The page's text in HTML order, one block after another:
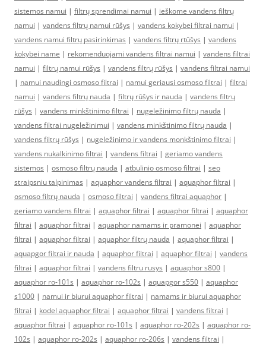
sistemos namui | filtrų sprendimai namui | ieškome vandens filtrų
namui | vandens filtrų namui rūšys | vandens kokybei filtrai namui |
vandens namui filtrų pasirinkimas | vandens filtrų rtūšys | vandens
kokybei name | rekomenduojami vandens filtrai namui | vandens filtrai
namui | filtrų namui rūšys | vandens filtrų rūšys | vandens filtrai namui
| namui naudingi osmoso filtrai | namui geriausi osmoso filtrai | filtrai
namui | vandens filtrų nauda | filtrų rūšys ir nauda | vandens filtrų
rūšys | vandens minkštinimo filtrai | nugeležinimo filtrų nauda |
vandens filtrai nugeležinimui | vandens minkštinimo filtrų nauda |
vandens filtrų rūšys | nugeležinimo ir vandens monkštinimo filtrai |
vandens nukalkinimo filtrai | vandens filtrai | geriamo vandens
sistemos | osmoso filtrų nauda | atbulinio osmoso filtrai | seo
straipsniu talpinimas | aquaphor vandens filtrai | aquaphor filtrai |
osmoso filtrų nauda | osmoso filtrai | vandens filtrai aquaphor |
geriamo vandens filtrai | aquaphor filtrai | aquaphor filtrai | aquaphor
filtrai | aquaphor filtrai | aquaphor namams ir pramonei | aquaphor
filtrai | aquaphor filtrai | aquaphor filtrų nauda | aquaphor filtrai |
aquapgor filtrai ir nauda | aquaphor filtrai | aquaphor filtrai | vandens
filtrai | aquaphor filtrai | vandens filtru rusys | aquaphor s800 |
aquaphor ro-101s | aquaphor ro-102s | aquapgor s550 | aquaphor
s1000 | namui ir biurui aquaphor filtrai | namams ir biurui aquaphor
filtrai | kodel aquaphor filtrai | aquaphor filtrai | vandens filtrai |
aquaphor filtrai | aquaphor ro-101s | aquaphor ro-202s | aquaphor ro-
102s | aquaphor ro-202s | aquaphor ro-206s | vandens filtrai |